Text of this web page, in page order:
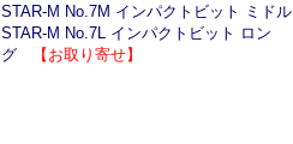
STAR-M No.7M インパクトビット ミドル
STAR-M No.7L インパクトビット ロン
グ
【お取り寄せ】